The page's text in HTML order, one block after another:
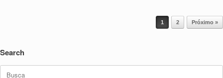
1 2 Próximo »
Search